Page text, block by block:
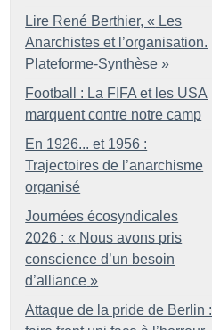
Lire René Berthier, « Les
Anarchistes et l’organisation.
Plateforme-Synthèse »
Football : La FIFA et les USA
marquent contre notre camp
En 1926... et 1956 :
Trajectoires de l’anarchisme
organisé
Journées écosyndicales
2026 : « Nous avons pris
conscience d’un besoin
d’alliance »
Attaque de la pride de Berlin :